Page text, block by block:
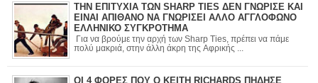
ΤΗΝ ΕΠΙΤΥΧΙΑ ΤΩΝ SHARP TIES ΔΕΝ ΓΝΩΡΙΣΕ ΚΑΙ
ΕΙΝΑΙ ΑΠΙΘΑΝΟ ΝΑ ΓΝΩΡΙΣΕΙ ΑΛΛΟ ΑΓΓΛΟΦΩΝΟ
ΕΛΛΗΝΙΚΟ ΣΥΓΚΡΟΤΗΜΑ
Για να βρούμε την αρχή των Sharp Ties, πρέπει να πάμε
πολύ μακριά, στην άλλη άκρη της Αφρικής ...
ΟΙ 4 ΦΟΡΕΣ ΠΟΥ Ο KEITH RICHARDS ΠΗΔΗΣΕ